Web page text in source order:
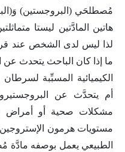
مُصطلحَي (البروجستين)
هاتين المادَّتين ليستا
لذا ليس لدى الشخص عند
ما إذا كان الباحث يتحدث عن
الكيميائية المسبِّبة
أم يتحدَّث عن
مشكلات صحية أو أمراض
مستويات هرمون الإستروجين
الطبيعي يعمل بوصفه مادَّة